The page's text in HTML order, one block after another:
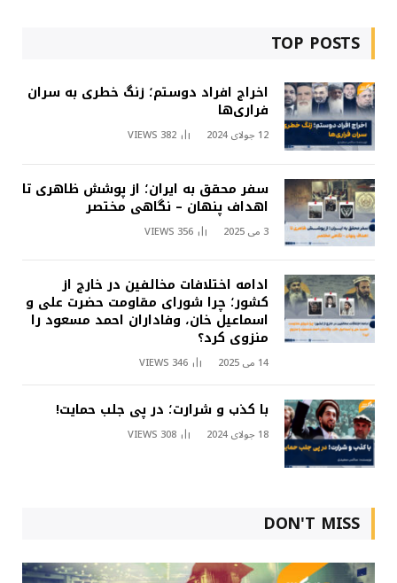
TOP POSTS
اخراج افراد دوستم؛ زنگ خطری به سران
فراری‌ها
12 جولای 2024 382
VIEWS
سفر محقق به ایران؛ از پوشش ظاهری تا
اهداف پنهان – نگاهی مختصر
3 می 2025 356
VIEWS
ادامه اختلافات مخالفین در خارج از
کشور؛ چرا شورای مقاومت حضرت علی و
اسماعیل خان، وفاداران احمد مسعود را
منزوی کرد؟
14 می 2025 346
VIEWS
با کذب و شرارت؛ در پی جلب حمایت!
18 جولای 2024 308
VIEWS
DON'T MISS